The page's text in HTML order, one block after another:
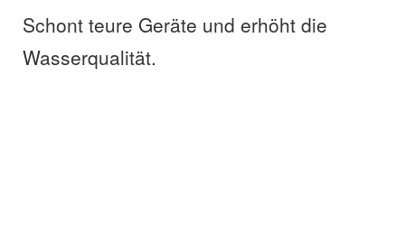
Schont teure Geräte und erhöht die
Wasserqualität.